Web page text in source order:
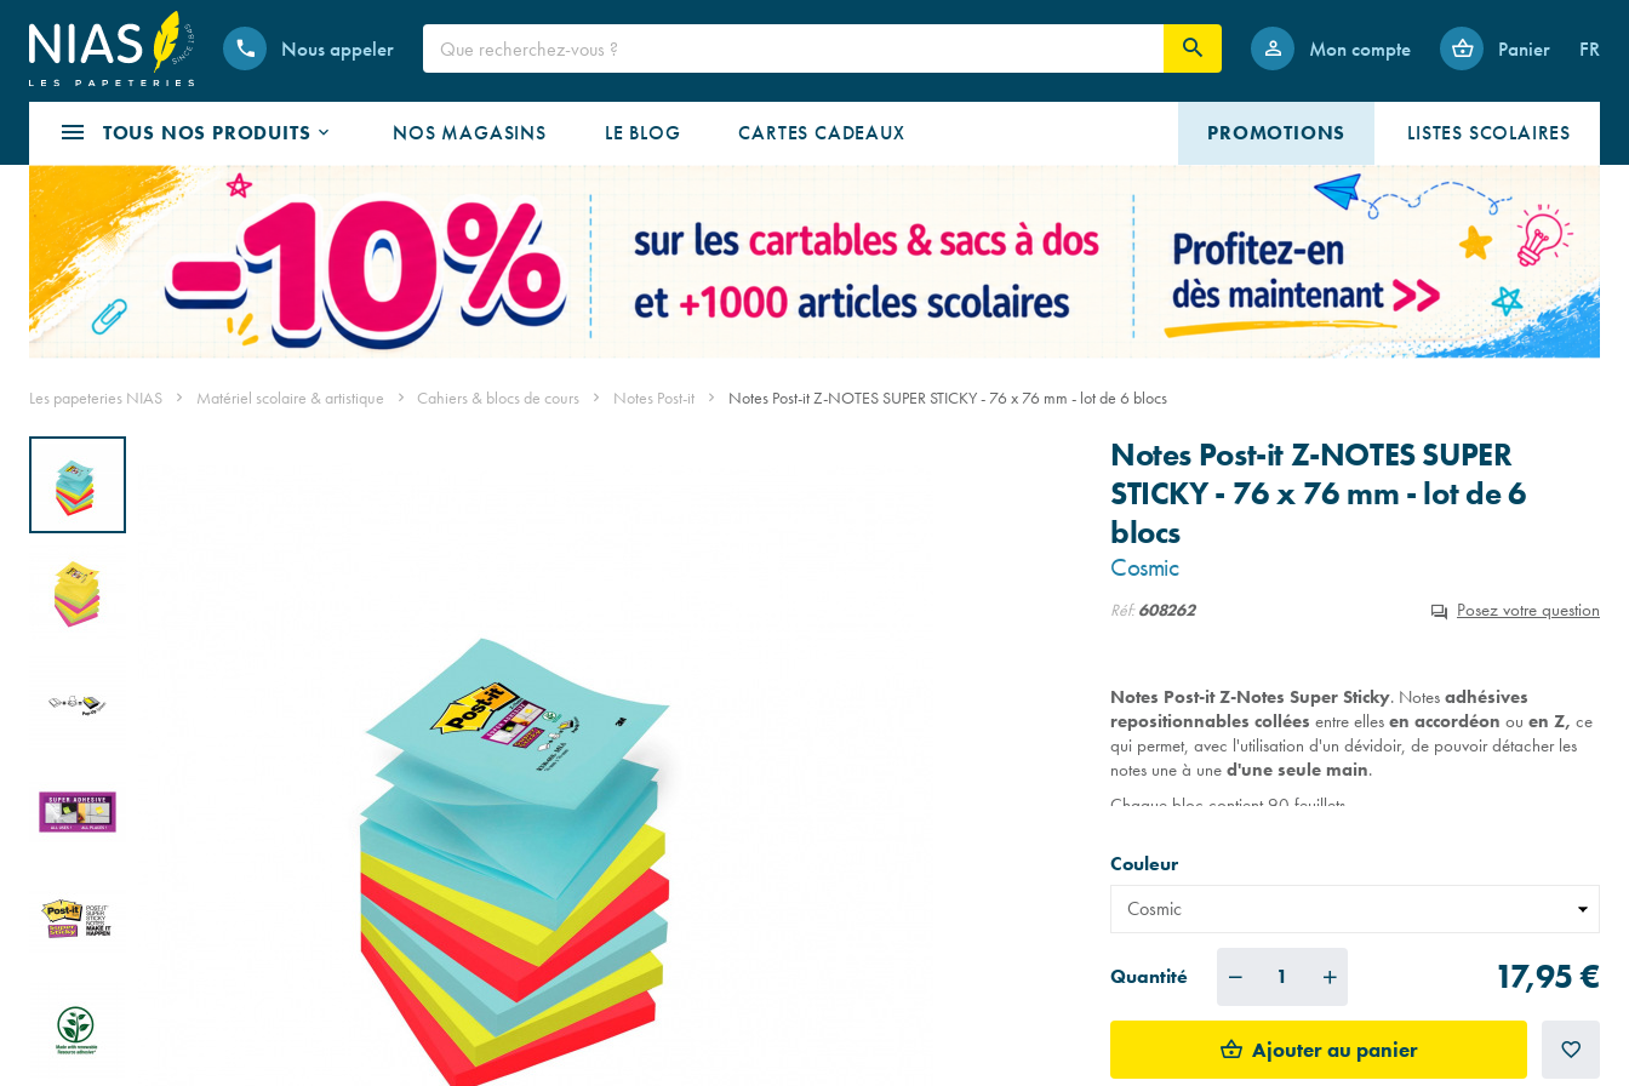
Nous appeler Mon compte Panier FR
TOUS NOS PRODUITS NOS MAGASINS LISTES SCOLAIRES
LE BLOG CARTES CADEAUX PROMOTIONS
Les papeteries NIAS Matériel scolaire & artistique Cahiers & blocs de cours Notes Post-it Notes Post-it Z-NOTES SUPER STICKY - 76 x 76 mm - lot de 6 blocs
Notes Post-it Z-NOTES SUPER
STICKY - 76 x 76 mm - lot de 6
blocs
Cosmic
Réf: 608262 Posez votre question
Notes Post-it Z-Notes Super Sticky. Notes adhésives
repositionnables collées entre elles en accordéon ou en Z, ce
qui permet, avec l'utilisation d'un dévidoir, de pouvoir détacher les
notes une à une d'une seule main.
Chaque bloc contient 90 feuillets.
Format:
Lire la suite
Couleur
Quantité 17,95 €
Ajouter au panier